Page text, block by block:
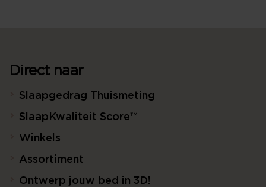
Direct naar
Slaapgedrag Thuismeting
SlaapKwaliteit Score™
Winkels
Assortiment
Ontwerp jouw bed in 3D!